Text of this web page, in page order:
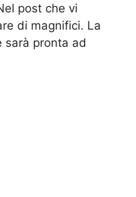
post che vi
di magnifici. La
sarà pronta ad